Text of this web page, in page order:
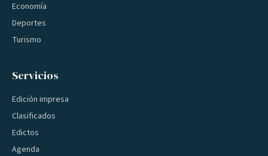
Economía
Deportes
Turismo
Servicios
Edición impresa
Clasificados
Edictos
Agenda